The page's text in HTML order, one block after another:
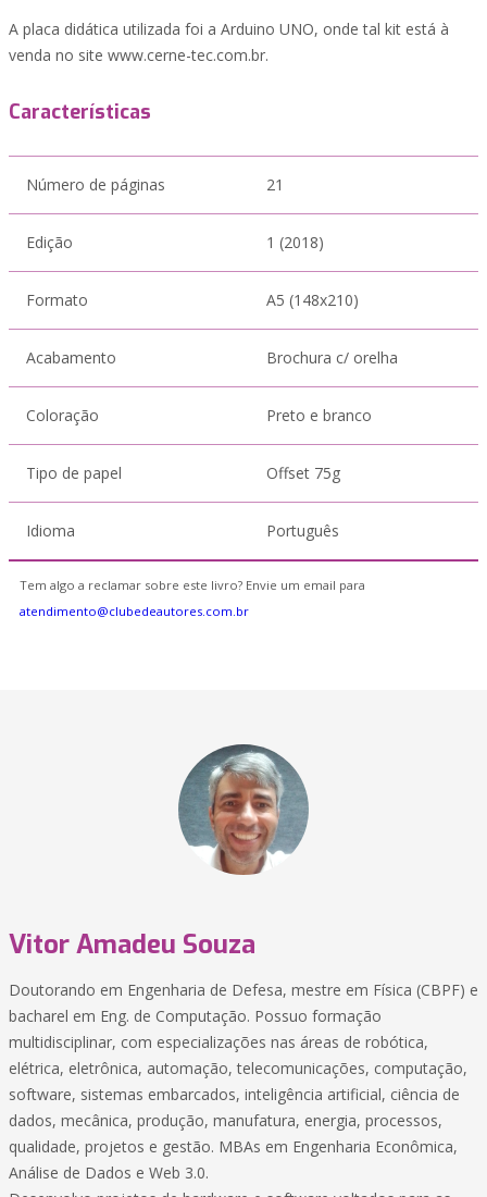
A placa didática utilizada foi a Arduino UNO, onde tal kit está à
venda no site www.cerne-tec.com.br.
Características
Número de páginas 21
Edição 1 (2018)
Formato A5 (148x210)
Acabamento Brochura c/ orelha
Coloração Preto e branco
Tipo de papel Offset 75g
Idioma Português
Tem algo a reclamar sobre este livro? Envie um email para
atendimento@clubedeautores.com.br
Vitor Amadeu Souza
Doutorando em Engenharia de Defesa, mestre em Física (CBPF) e
bacharel em Eng. de Computação. Possuo formação
multidisciplinar, com especializações nas áreas de robótica,
elétrica, eletrônica, automação, telecomunicações, computação,
software, sistemas embarcados, inteligência artificial, ciência de
dados, mecânica, produção, manufatura, energia, processos,
qualidade, projetos e gestão. MBAs em Engenharia Econômica,
Análise de Dados e Web 3.0.